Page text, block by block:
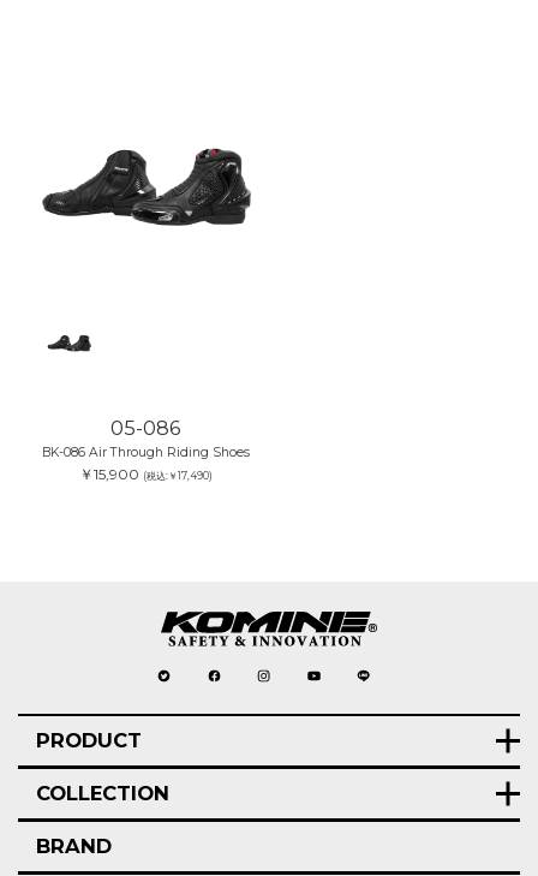
05-086
BK-086 Air Through Riding Shoes
￥15,900 (税込:￥17,490)
PRODUCT
COLLECTION
BRAND